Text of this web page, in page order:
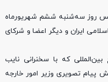
روز سه‌شنبه ششم شهریورماه
اسلامی ایران و دیگر اعضا و شرکای
که با سخنرانی نایب
تصویری وزیر امور خارجه